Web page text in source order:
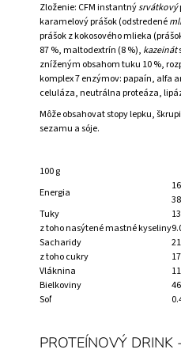
Zloženie: CFM instantnýsrvátkový
karamelový prášok (odstredené
prášok z kokosového mlieka
87 %, maltodextrín (8 %), kazeinát
zníženým obsahom tuku 10 %,
komplex 7 enzýmov: papaín, alfa
celuláza, neutrálna proteáza,
Môže obsahovat stopy lepku,
sezamu a sóje.
100 g
Energia
Tuky
z toho nasýtené mastné kyseliny
Sacharidy
z toho cukry
Vláknina
Bielkoviny
Soľ
PROTEÍNOVÝ